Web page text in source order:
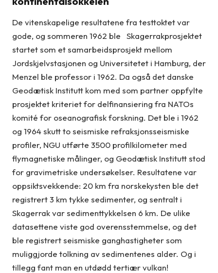
De vitenskapelige resultatene fra testtoktet var
gode, og sommeren 1962 ble Skagerrakprosjektet
startet som et samarbeidsprosjekt mellom
Jordskjelvstasjonen og Universitetet i Hamburg, der
Menzel ble professor i 1962. Da også det danske
Geodætisk Institutt kom med som partner oppfylte
prosjektet kriteriet for delfinansiering fra NATOs
komité for oseanografisk forskning. Det ble i 1962
og 1964 skutt to seismiske refraksjonsseismiske
profiler, NGU utførte 3500 profilkilometer med
flymagnetiske målinger, og Geodætisk Institutt stod
for gravimetriske undersøkelser. Resultatene var
oppsiktsvekkende: 20 km fra norskekysten ble det
registrert 3 km tykke sedimenter, og sentralt i
Skagerrak var sedimenttykkelsen 6 km. De ulike
datasettene viste god overensstemmelse, og det
ble registrert seismiske ganghastigheter som
muliggjorde tolkning av sedimentenes alder. Og i
tillegg fant man en utdødd tertiær vulkan!